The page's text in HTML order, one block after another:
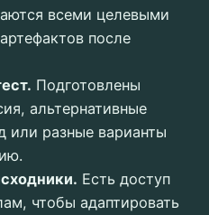
всеми целевыми
после
Подготовлены
альтернативные
или разные варианты
Есть доступ
чтобы адаптировать